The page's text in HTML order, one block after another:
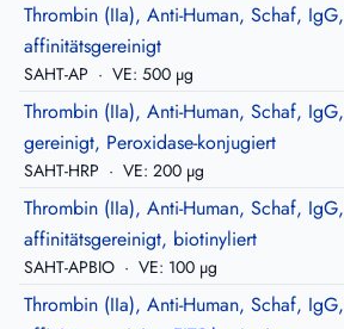
Thrombin (IIa), Anti-Human, Schaf, IgG,
affinitätsgereinigt
SAHT-AP · VE: 500 µg
Thrombin (IIa), Anti-Human, Schaf, IgG,
gereinigt, Peroxidase-konjugiert
SAHT-HRP · VE: 200 µg
Thrombin (IIa), Anti-Human, Schaf, IgG,
affinitätsgereinigt, biotinyliert
SAHT-APBIO · VE: 100 µg
Thrombin (IIa), Anti-Human, Schaf, IgG,